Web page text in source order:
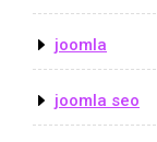
joomla
joomla seo